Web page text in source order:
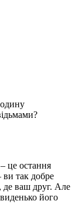
це остання
ви так добре
де ваш друг. Але
його